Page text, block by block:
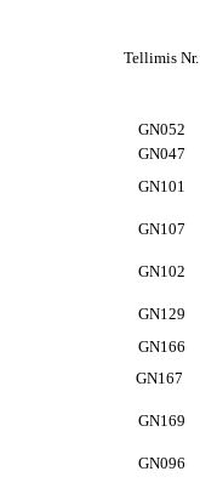
Tellimis Nr.
GN052
GN047
GN101
GN107
GN102
GN129
GN166
GN167
GN169
GN096